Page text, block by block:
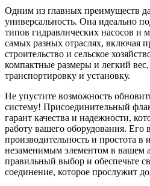
Одним из главных преимуществ
универсальность. Она идеально
типов гидравлических насосов и
самых разных отраслях, включая
строительство и сельское
компактные размеры и легкий
транспортировку и установку.
Не упустите возможность
систему! Присоединительный
гарант качества и надежности,
работу вашего оборудования. Его
производительность и простота в
незаменимым элементом в вашем
правильный выбор и обеспечьте
соединение, которое прослужит